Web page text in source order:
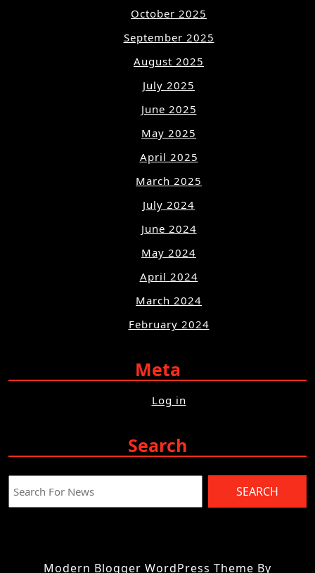
October 2025
September 2025
August 2025
July 2025
June 2025
May 2025
April 2025
March 2025
July 2024
June 2024
May 2024
April 2024
March 2024
February 2024
Meta
Log in
Search
for:
Modern Blogger WordPress Theme By